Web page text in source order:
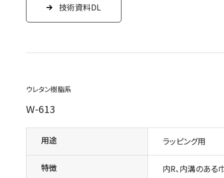
技術資料DL
ウレタン樹脂系
W-613
用途 ラッピング用
特徴 内R、内溝のある